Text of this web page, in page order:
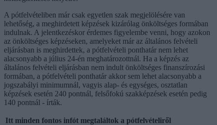
A pótfelvételiben már csak egyetlen szak megjelölésére van
lehetőség, a meghirdetett képzések kizárólag önköltséges formában
indulnak. A jelentkezéskor érdemes figyelembe venni, hogy azokon
az önköltséges képzéseken, amelyeket már az általános felvételi
eljárásban is meghirdettek, a pótfelvételi ponthatár nem lehet
alacsonyabb a július 24-én meghatározottnál. Ha a képzés az
általános felvételi eljárásban nem indult önköltséges finanszírozási
formában, a pótfelvételi ponthatár akkor sem lehet alacsonyabb a
jogszabályi minimumnál, vagyis alap- és egységes, osztatlan
képzések esetén 240 pontnál, felsőfokú szakképzések esetén pedig
140 pontnál - írták.
Itt minden fontos infót megtaláltok a pótfelvételiről